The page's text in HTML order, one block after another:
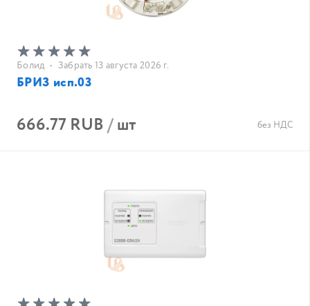
Болид • Забрать 13 августа 2026 г.
БРИЗ исп.03
666.77 RUB/шт без НДС